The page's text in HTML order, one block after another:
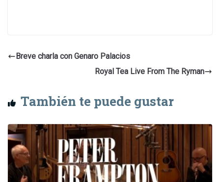
Breve charla con Genaro Palacios
Royal Tea Live From The Ryman
También te puede gustar